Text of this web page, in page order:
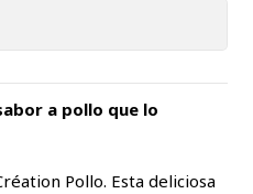
a pollo que lo
Pollo. Esta deliciosa